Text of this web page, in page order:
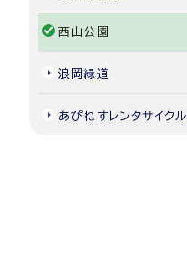
西山公園
浪岡緑道
あぴねすレンタサイクル